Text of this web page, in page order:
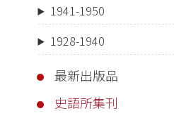
1941-1950
1928-1940
最新出版品
史語所集刊